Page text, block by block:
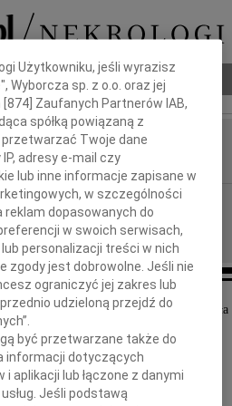
pogrzebowy
Szyc
po krótkiej i ciężkiej chorobie, odeszła
Użytkowniku, jeśli wyrazisz
Wyborcza sp. z o.o. oraz jej
[874 ] Zaufanych Partnerów IAB,
spółką powiązaną z
przetwarzać Twoje dane
adresy e-mail czy
lub inne informacje zapisane w
w szczególności
dopasowanych do
w swoich serwisach,
personalizacji treści w nich
zgody jest dobrowolne. Jeśli nie
ograniczyć jej zakres lub
udzieloną przejdź do
być przetwarzane także do
informacji dotyczących
aplikacji lub łączone z danymi
Jeśli podstawą